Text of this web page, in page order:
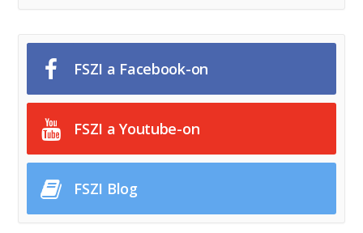
FSZI a Facebook-on
FSZI a Youtube-on
FSZI Blog